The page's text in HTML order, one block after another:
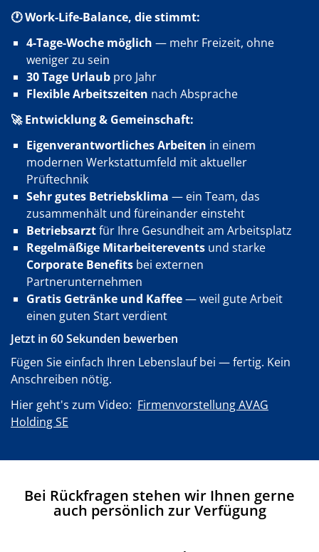
🕐 Work-Life-Balance, die stimmt:
4-Tage-Woche möglich — mehr Freizeit, ohne
weniger zu sein
30 Tage Urlaub pro Jahr
Flexible Arbeitszeiten nach Absprache
🚀 Entwicklung & Gemeinschaft:
Eigenverantwortliches Arbeiten in einem
modernen Werkstattumfeld mit aktueller
Prüftechnik
Sehr gutes Betriebsklima — ein Team, das
zusammenhält und füreinander einsteht
Betriebsarztfür Ihre Gesundheit am Arbeitsplatz
Regelmäßige Mitarbeiterevents und starke
Corporate Benefits bei externen
Partnerunternehmen
Gratis Getränke und Kaffee— weil gute Arbeit
einen guten Start verdient
Jetzt in 60 Sekunden bewerben
Fügen Sie einfach Ihren Lebenslauf bei — fertig. Kein
Anschreiben nötig.
Hier geht's zum Video: Firmenvorstellung AVAG
Holding SE
Bei Rückfragen stehen wir Ihnen gerne
auch persönlich zur Verfügung